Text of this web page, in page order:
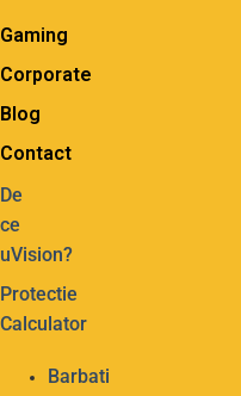
Gaming
Corporate
Blog
Contact
De
ce
uVision?
Protectie
Calculator
Barbati